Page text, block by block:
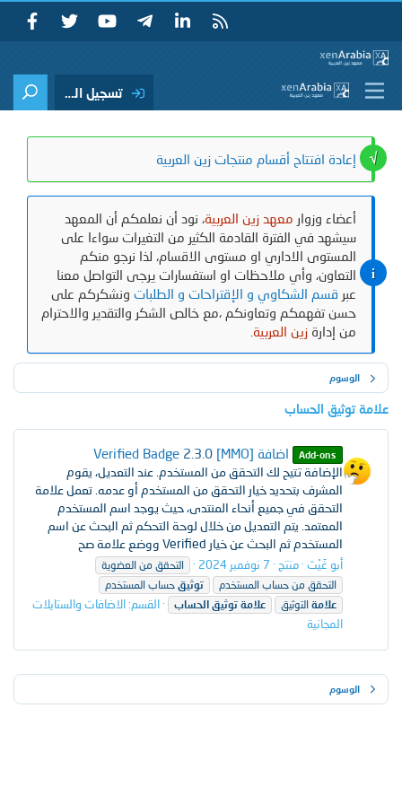
تسجيل الدخول
إعادة افتتاح أقسام منتجات زين العربية
أعضاء وزوار معهد زين العربية، نود أن نعلمكم أن المعهد
سيشهد في الفترة القادمة الكثير من التغيرات سواءا على
المستوى الاداري او مستوى الاقسام، لذا نرجو منكم
التعاون، وأي ملاحظات او استفسارات يرجى التواصل معنا
عبر قسم الشكاوي و الإقتراحات و الطلبات ونشكركم على
حسن تفهمكم وتعاونكم ،مع خالص الشكر والتقدير والاحترام
من إدارةزين العربية
الوسوم
علامة توثيق الحساب
Add-ons اضافة [MMO] Verified Badge 2.3.0
الإضافة تتيح لك التحقق من المستخدم. عند التعديل، يقوم
المشرف بتحديد خيار التحقق من المستخدم أو عدمه. تعمل علامة
التحقق في جميع أنحاء المنتدى، حيث يوجد اسم المستخدم
المعتمد. يتم التعديل من خلال لوحة التحكم ثم البحث عن اسم
المستخدم ثم البحث عن خيار Verified ووضع علامة صح
أبو غَيْث منتج 7 نوفمبر 2024
التحقق من العضوية
التحقق من حساب المستخدم
توثيق حساب المستخدم
علامة التوثيق علامة توثيق الحساب القسم:الاضافات والستايلات
المجانية
الوسوم